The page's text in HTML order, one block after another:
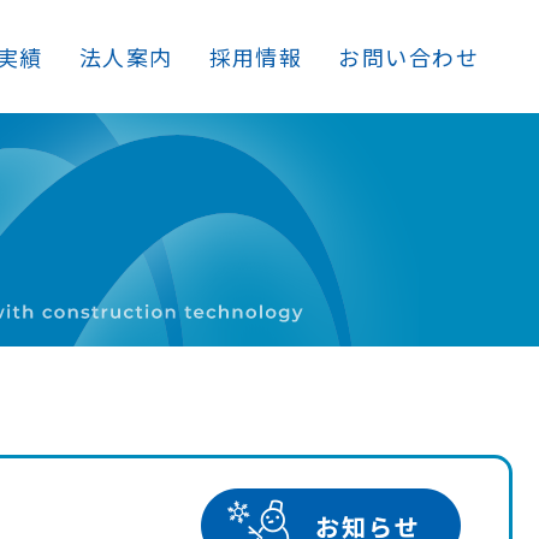
績 法人案内 採用情報 お問い合わせ